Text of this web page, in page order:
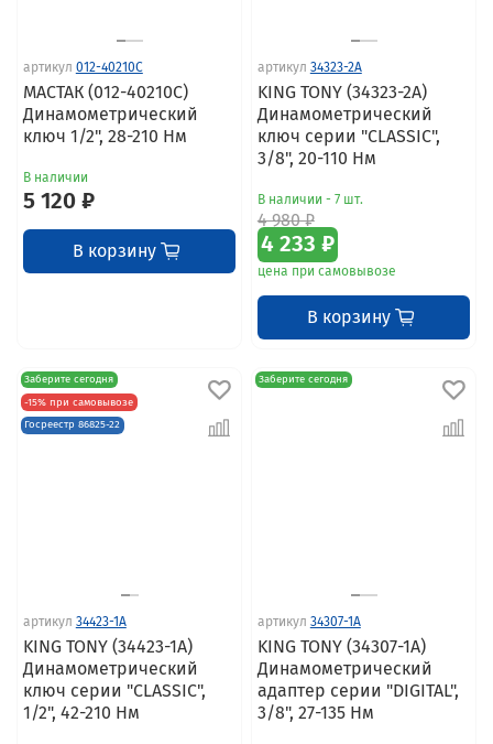
артикул 012-40210C
МАСТАК (012-40210C)
Динамометрический
ключ 1/2", 28-210 Нм
В наличии
5 120 ₽
В корзину
артикул 34323-2A
KING TONY (34323-2A)
Динамометрический
ключ серии "CLASSIC",
3/8", 20-110 Нм
В наличии - 7 шт.
4 980 ₽
4 233 ₽
цена при самовывозе
В корзину
Заберите сегодня
-15% при самовывозе
Госреестр 86825-22
артикул 34423-1A
KING TONY (34423-1A)
Динамометрический
ключ серии "CLASSIC",
1/2", 42-210 Нм
Заберите сегодня
артикул 34307-1A
KING TONY (34307-1A)
Динамометрический
адаптер серии "DIGITAL",
3/8", 27-135 Нм